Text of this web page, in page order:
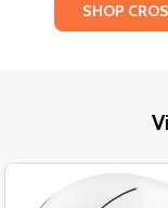
SHOP